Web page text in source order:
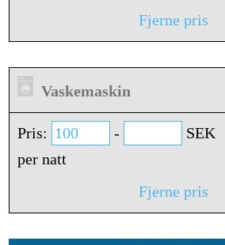
Fjerne pris
Vaskemaskin
Pris: -
SEK
per natt
Fjerne pris